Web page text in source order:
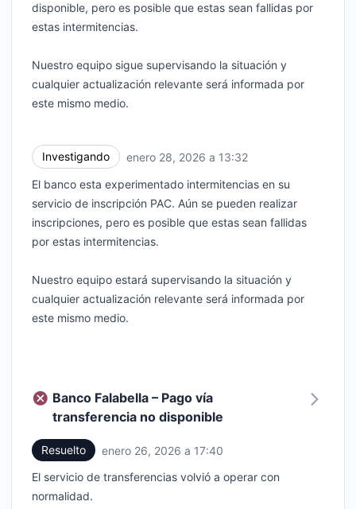
disponible, pero es posible que estas sean fallidas por
estas intermitencias.
Nuestro equipo sigue supervisando la situación y
cualquier actualización relevante será informada por
este mismo medio.
Investigando enero 28, 2026 a 13:32
El banco esta experimentado intermitencias en su
servicio de inscripción PAC. Aún se pueden realizar
inscripciones, pero es posible que estas sean fallidas
por estas intermitencias.
Nuestro equipo estará supervisando la situación y
cualquier actualización relevante será informada por
este mismo medio.
Banco Falabella – Pago vía
transferencia no disponible
Resuelto enero 26, 2026 a 17:40
El servicio de transferencias volvió a operar con
normalidad.